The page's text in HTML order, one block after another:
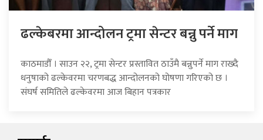
ढल्केबरमा आन्दोलन ट्रमा सेन्टर बन्नु पर्ने माग
काठमाडौँ । साउन २२, ट्रमा सेन्टर प्रस्तावित ठाउँमै बन्नुपर्ने माग राख्दै
धनुषाको ढल्केवरमा चरणबद्ध आन्दोलनको घोषणा गरिएको छ ।
संघर्ष समितिले ढल्केवरमा आज बिहान पत्रकार